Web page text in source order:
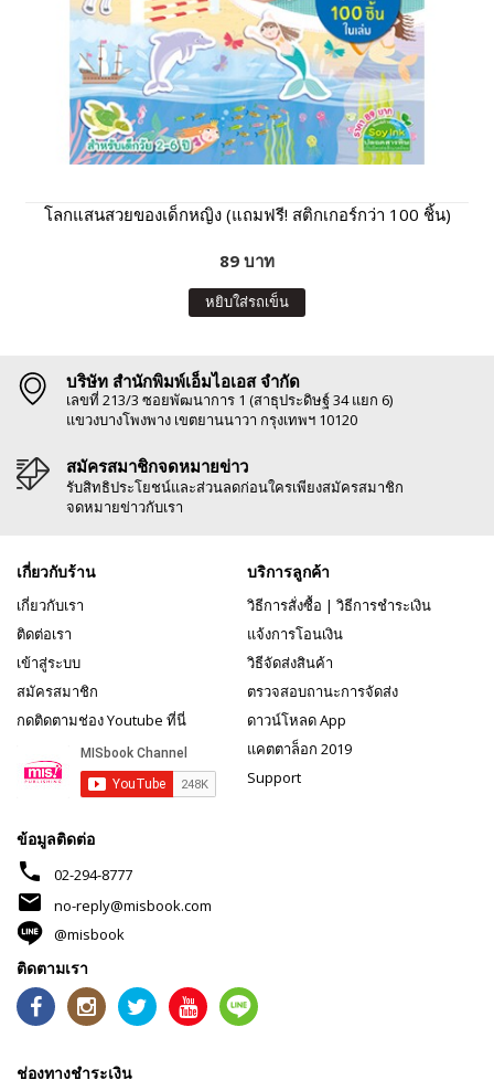
โลกแสนสวยของเด็กหญิง (แถมฟรี! สติกเกอร์กว่า 100 ชิ้น)
89 บาท
หยิบใส่รถเข็น
บริษัท สำนักพิมพ์เอ็มไอเอส จำกัด
เลขที่ 213/3 ซอยพัฒนาการ 1 (สาธุประดิษฐ์ 34 แยก 6)
แขวงบางโพงพาง เขตยานนาวา กรุงเทพฯ 10120
สมัครสมาชิกจดหมายข่าว
รับสิทธิประโยชน์และส่วนลดก่อนใครเพียงสมัครสมาชิก
จดหมายข่าวกับเรา
เกี่ยวกับร้าน
เกี่ยวกับเรา
ติดต่อเรา
เข้าสู่ระบบ
สมัครสมาชิก
กดติดตามช่อง Youtube ที่นี่
บริการลูกค้า
วิธีการสั่งซื้อ | วิธีการชำระเงิน
แจ้งการโอนเงิน
วิธีจัดส่งสินค้า
ตรวจสอบถานะการจัดส่ง
ดาวน์โหลด App
แคตตาล็อก 2019
Support
ข้อมูลติดต่อ
phone 02-294-8777
mail
no-reply@misbook.com
@misbook
ติดตามเรา
ช่องทางชำระเงิน